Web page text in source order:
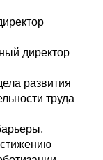
директор
развития
труда